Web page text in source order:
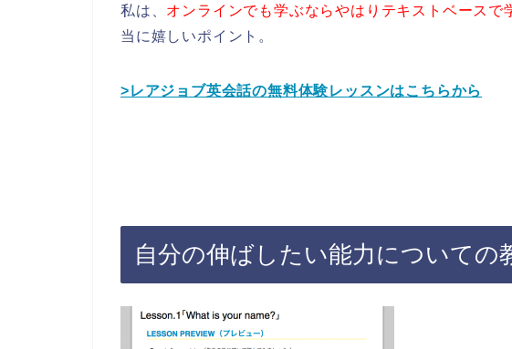
私は、 オンラインでも学ぶならやはりテキストベースで
当に嬉しいポイント。
>レアジョブ英会話の無料体験レッスンはこちらから
自分の伸ばしたい能力についての